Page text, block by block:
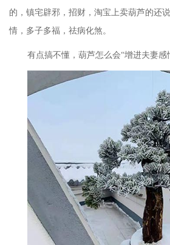
的，镇宅辟邪，招财，淘宝上卖葫芦的还
情，多子多福，祛病化煞。
有点搞不懂，葫芦怎么会“增进夫妻感